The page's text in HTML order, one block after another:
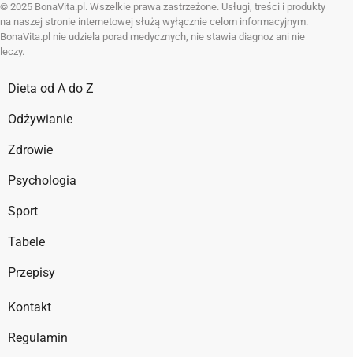
© 2025 BonaVita.pl. Wszelkie prawa zastrzeżone. Usługi, treści i produkty
na naszej stronie internetowej służą wyłącznie celom informacyjnym.
BonaVita.pl nie udziela porad medycznych, nie stawia diagnoz ani nie
leczy.
Dieta od A do Z
Odżywianie
Zdrowie
Psychologia
Sport
Tabele
Przepisy
Kontakt
Regulamin